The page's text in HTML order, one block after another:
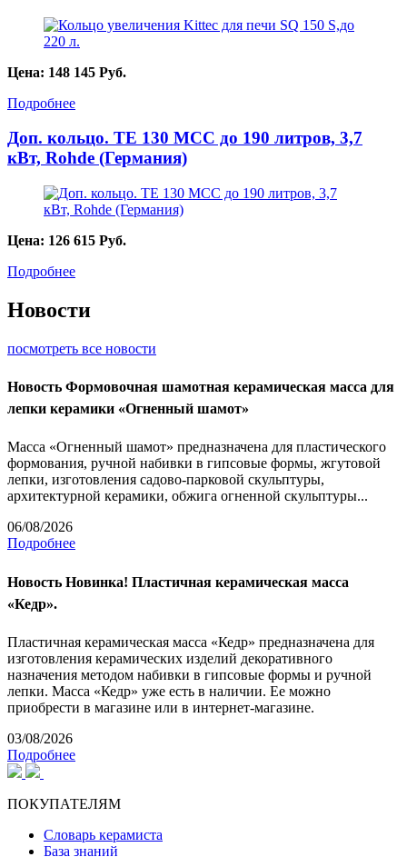
Цена: 148 145 Руб.
Подробнее
Доп. кольцо. TE 130 MCC до 190 литров, 3,7
кВт, Rohde (Германия)
Цена: 126 615 Руб.
Подробнее
Новости
посмотреть все новости
Новость Формовочная шамотная керамическая масса для
лепки керамики «Огненный шамот»
Масса «Огненный шамот» предназначена для пластического
формования, ручной набивки в гипсовые формы, жгутовой
лепки, изготовления садово-парковой скульптуры,
архитектурной керамики, обжига огненной скульптуры...
06/08/2026
Подробнее
Новость Новинка! Пластичная керамическая масса
«Кедр».
Пластичная керамическая масса «Кедр» предназначена для
изготовления керамических изделий декоративного
назначения методом набивки в гипсовые формы и ручной
лепки. Масса «Кедр» уже есть в наличии. Ее можно
приобрести в магазине или в интернет-магазине.
03/08/2026
Подробнее
ПОКУПАТЕЛЯМ
Словарь керамиста
База знаний